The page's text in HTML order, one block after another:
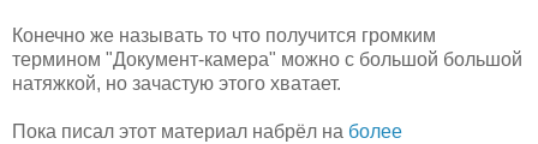
Конечно же называть то что получится громким
термином "Документ-камера" можно с большой большой
натяжкой, но зачастую этого хватает.
Пока писал этот материал набрёл на более